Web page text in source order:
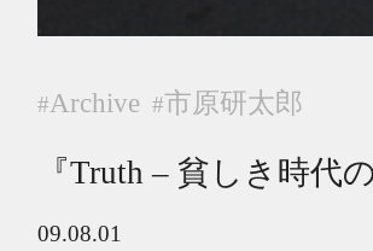
#Archive #市原研太郎
『Truth – 貧しき時代
09.08.01